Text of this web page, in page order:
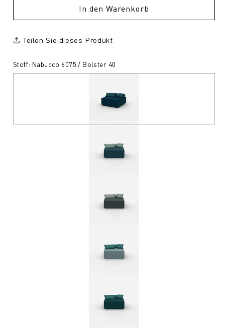
In den Warenkorb
Teilen Sie dieses Produkt
Stoff: Nabucco 6075 / Bolster 40